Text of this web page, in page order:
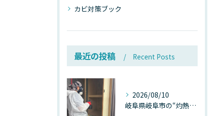
カビ対策ブック
最近の投稿 Recent Posts
2026/08/10
岐阜県岐阜市の“灼熱気温”が建物内部を崩壊させる──深層カビが静かに家を蝕む温度差ショックの真実